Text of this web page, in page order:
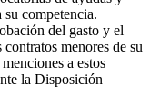
su competencia.
del gasto y el
menores de su
a estos
la Disposición